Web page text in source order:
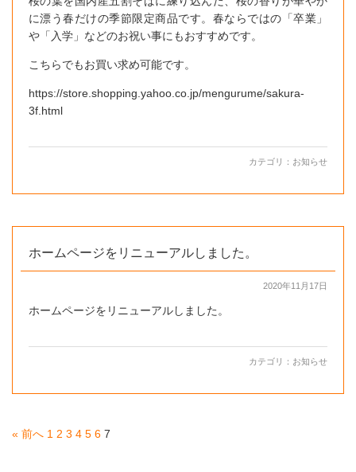
に漂う春だけの季節限定商品です。春ならではの「卒業」
や「入学」などのお祝い事にもおすすめです。
こちらでもお買い求め可能です。
https://store.shopping.yahoo.co.jp/mengurume/sakura-
3f.html
カテゴリ： お知らせ
ホームページをリニューアルしました。
2020年11月17日
ホームページをリニューアルしました。
カテゴリ： お知らせ
« 前へ 1 2 3 4 5 6 7